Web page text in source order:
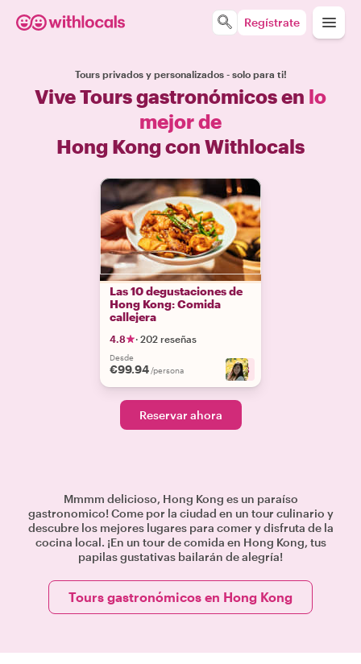
Regístrate
Tours privados y personalizados - solo para ti!
Vive Tours gastronómicos en lo
mejor de
Hong Kong con Withlocals
Las 10 degustaciones de
Hong Kong: Comida
callejera
4.8 · 202 reseñas
Desde
€99.94 /persona +8
Reservar ahora
Mmmm delicioso, Hong Kong es un paraíso
gastronomico! Come por la ciudad en un tour culinario y
descubre los mejores lugares para comer y disfruta de la
cocina local. ¡En un tour de comida en Hong Kong, tus
papilas gustativas bailarán de alegría!
Tours gastronómicos en Hong Kong